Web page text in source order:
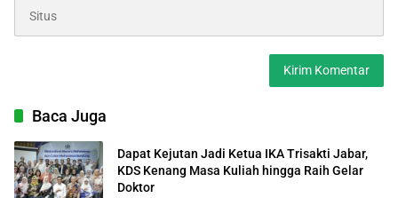
Baca Juga
Dapat Kejutan Jadi Ketua IKA Trisakti Jabar,
KDS Kenang Masa Kuliah hingga Raih Gelar
Doktor